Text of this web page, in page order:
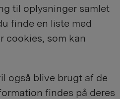
til oplysninger samlet
finde en liste med
cookies, som kan
også blive brugt af de
findes på deres